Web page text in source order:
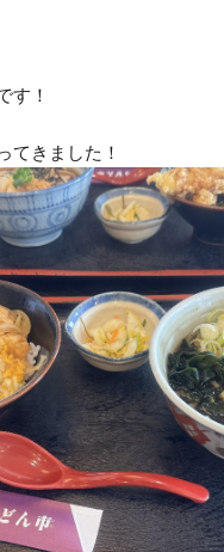
す！
てきました！